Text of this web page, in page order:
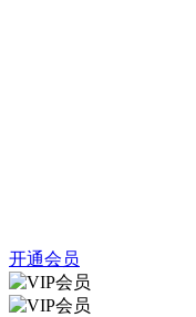
开通会员